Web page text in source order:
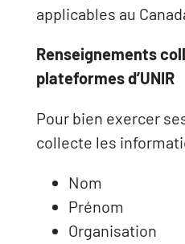
applicables au
Renseignements
plateformes d’UNIR
Pour bien exercer
collecte les
Nom
Prénom
Organisation